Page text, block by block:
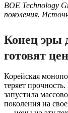
BOE Technology
поколения.
Конец эры
готовят
Корейская
теряет
запустила
поколения на